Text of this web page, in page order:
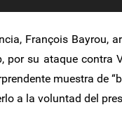
François Bayrou,
por su ataque contra
muestra de
a la voluntad del